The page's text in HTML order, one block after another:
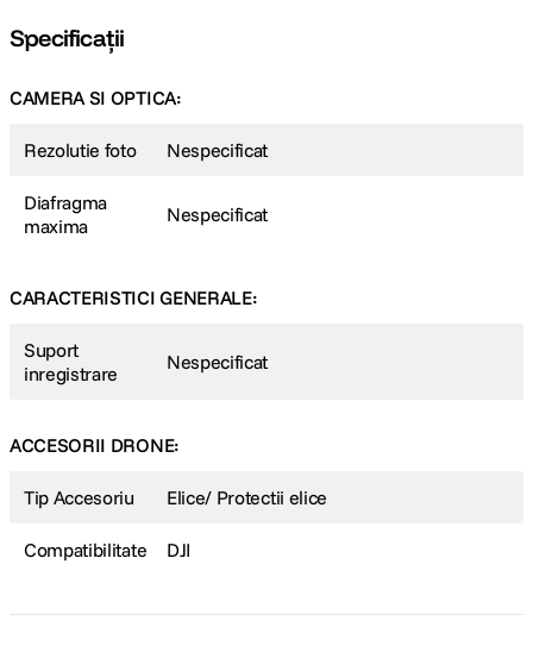
Specificații
CAMERA SI OPTICA:
Rezolutie foto Nespecificat
Diafragma
maxima
Nespecificat
CARACTERISTICI GENERALE:
Suport
inregistrare
Nespecificat
ACCESORII DRONE:
Tip Accesoriu Elice/ Protectii elice
Compatibilitate DJI